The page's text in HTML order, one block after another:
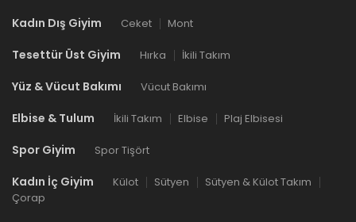
Kadın Dış Giyim Ceket Mont
Tesettür Üst Giyim Hırka İkili Takım
Yüz & Vücut Bakımı Vücut Bakımı
Elbise & Tulum İkili Takım Elbise Plaj Elbisesi
Spor Giyim Spor Tişört
Kadın İç Giyim Külot Sütyen
Sütyen & Külot Takım
Çorap